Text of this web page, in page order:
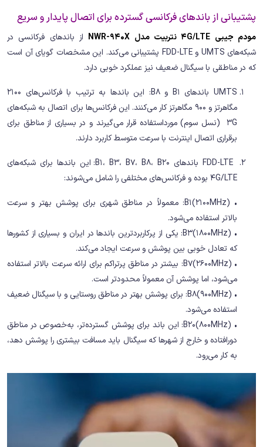
پشتیبانی از باندهای فرکانسی گسترده برای اتصال پایدار و سریع
مودم جیبی 4G/LTE نتربیت مدل NWR-940X
از باندهای فرکانسی در
شبکه‌های UMTS و FDD-LTE پشتیبانی می‌کند. این مشخصات گویای آن است
که در مناطقی با سیگنال ضعیف نیز عملکرد خوبی دارد.
UMTS باندهای B1 و B8: این باندها به ترتیب با فرکانس‌های 2100
مگاهرتز و 900 مگاهرتز کار می‌کنند. این فرکانس‌ها برای اتصال به شبکه‌های
3G (نسل سوم) مورداستفاده قرار می‌گیرند و در بسیاری از مناطق برای
برقراری اتصال اینترنت با سرعت متوسط کاربرد دارند.
FDD-LTE باندهای B1، B3، B7، B8، B20: این باندها برای شبکه‌های
4G/LTE بوده و فرکانس‌های مختلفی را شامل می‌شوند:
• B1(2100MHz): معمولاً در مناطق شهری برای پوشش بهتر و سرعت
بالاتر استفاده می‌شود.
• B3(1800MHz): یکی از پرکاربردترین باندها در ایران و بسیاری از کشورها
که تعادل خوبی بین پوشش و سرعت ایجاد می‌کند.
• B7(2600MHz): بیشتر در مناطق پرتراکم برای ارائه سرعت بالاتر استفاده
می‌شود، اما پوشش آن معمولاً محدودتر است.
• B8(900MHz): برای پوشش بهتر در مناطق روستایی و با سیگنال ضعیف
استفاده می‌شود.
• B20(800MHz): این باند برای پوشش گسترده‌تر، به‌خصوص در مناطق
دورافتاده و خارج از شهرها که سیگنال باید مسافت بیشتری را پوشش دهد،
به کار می‌رود.